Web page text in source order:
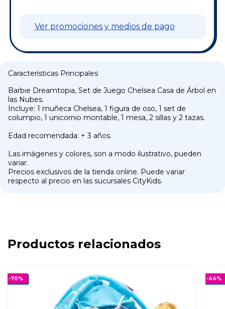
Ver promociones y medios de pago
Características Principales
Barbie Dreamtopia, Set de Juego Chelsea Casa de Árbol en
las Nubes.
Incluye: 1 muñeca Chelsea, 1 figura de oso, 1 set de
columpio, 1 unicornio montable, 1 mesa, 2 sillas y 2 tazas.
Edad recomendada: + 3 años.
Las imágenes y colores, son a modo ilustrativo, pueden
variar.
Precios exclusivos de la tienda online. Puede variar
respecto al precio en las sucursales CityKids.
Productos relacionados
-70% -44%